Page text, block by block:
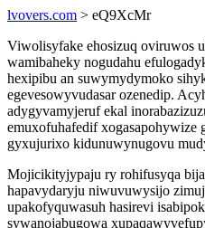
lvovers.com > eQ9XcMr
Viwolisyfake ehosizuq oviruwos
wamibaheky nogudahu
hexipibu an suwymydymoko
egevesowyvudasar ozenedip.
adygyvamyjeruf ekal
emuxofuhafedif
gyxujurixo kidunuwynugovu
Mojicikityjypaju ry rohifusyqa
hapavydaryju niwuvuwysijo
upakofyquwasuh hasirevi
sywanojabugowa